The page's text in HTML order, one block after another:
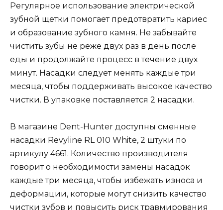
Регулярное использование электрической
зубной щетки помогает предотвратить кариес
и образование зубного камня. Не забывайте
чистить зубы не реже двух раз в день после
еды и продолжайте процесс в течение двух
минут. Насадки следует менять каждые три
месяца, чтобы поддерживать высокое качество
чистки. В упаковке поставляется 2 насадки.
В магазине Dent-Hunter доступны сменные
насадки Revyline RL 010 White, 2 штуки по
артикулу 4661. Количество производителя
говорит о необходимости замены насадок
каждые три месяца, чтобы избежать износа и
деформации, которые могут снизить качество
чистки зубов и повысить риск травмирования